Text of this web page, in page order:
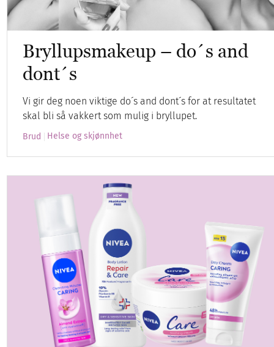
Bryllupsmakeup – do´s and
dont´s
Vi gir deg noen viktige do´s and dont´s for at resultatet
skal bli så vakkert som mulig i bryllupet.
Brud Helse og skjønnhet